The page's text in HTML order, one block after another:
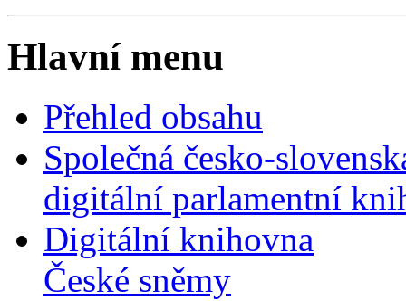
Hlavní menu
Přehled obsahu
Společná česko-
digitální parlamentní
Digitální knihovna
České sněmy